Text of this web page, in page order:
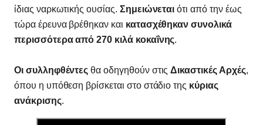
ίδιας ναρκωτικής ουσίας. Σημειώνεται ότι από την έως
τώρα έρευνα βρέθηκαν και κατασχέθηκαν συνολικά
περισσότερα από 270 κιλά κοκαΐνης.
Οι συλληφθέντες θα οδηγηθούν στιςΔικαστικές Αρχές,
όπου η υπόθεση βρίσκεται στο στάδιο της κύριας
ανάκρισης.